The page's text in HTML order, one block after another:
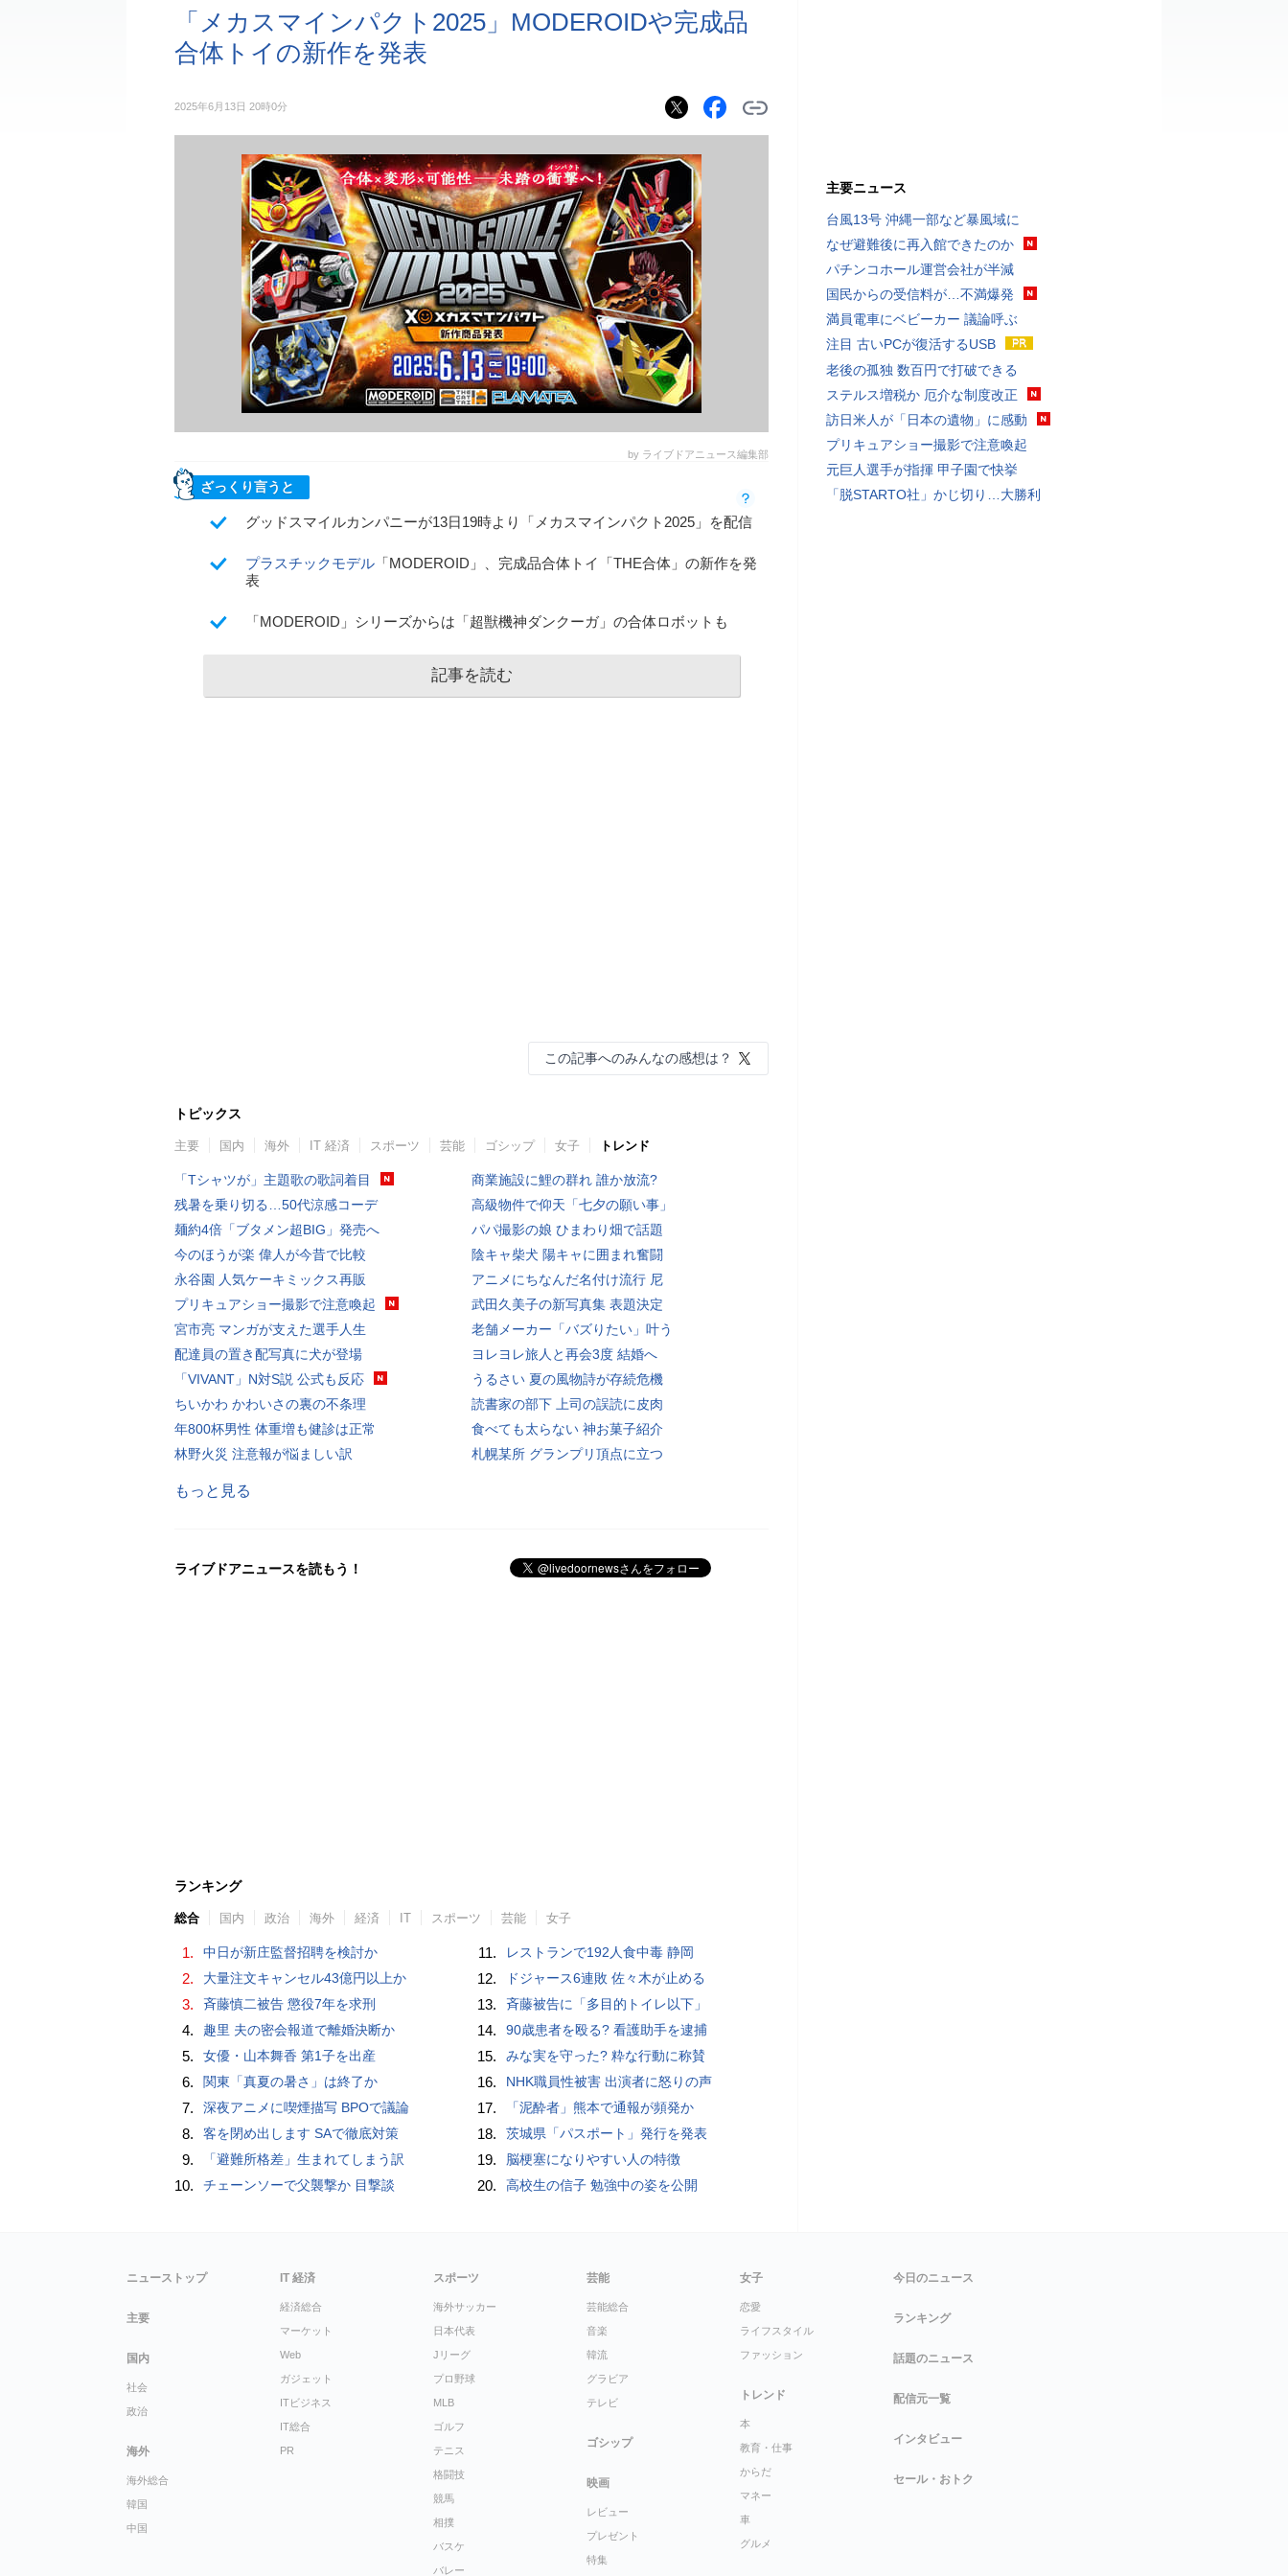
「メカスマインパクト2025」MODEROIDや完成品
合体トイの新作を発表
2025年6月13日 20時0分
by ライブドアニュース編集部
ざっくり言うと
グッドスマイルカンパニーが13日19時より「メカスマインパクト2025」を配信
プラスチックモデル 「MODEROID」、完成品合体トイ「THE合体」の新作を発
表
「MODEROID」シリーズからは「超獣機神ダンクーガ」の合体ロボットも
記事を読む
この記事へのみんなの感想は？
トピックス
主要 国内 海外 IT 経済 スポーツ 芸能 ゴシップ 女子 トレンド
「Tシャツが」主題歌の歌詞着目
残暑を乗り切る…50代涼感コーデ
麺約4倍「ブタメン超BIG」発売へ
今のほうが楽 偉人が今昔で比較
永谷園 人気ケーキミックス再販
プリキュアショー撮影で注意喚起
宮市亮 マンガが支えた選手人生
配達員の置き配写真に犬が登場
「VIVANT」N対S説 公式も反応
ちいかわ かわいさの裏の不条理
年800杯男性 体重増も健診は正常
林野火災 注意報が悩ましい訳
商業施設に鯉の群れ 誰か放流?
高級物件で仰天「七夕の願い事」
パパ撮影の娘 ひまわり畑で話題
陰キャ柴犬 陽キャに囲まれ奮闘
アニメにちなんだ名付け流行 尼
武田久美子の新写真集 表題決定
老舗メーカー「バズりたい」叶う
ヨレヨレ旅人と再会3度 結婚へ
うるさい 夏の風物詩が存続危機
読書家の部下 上司の誤読に皮肉
食べても太らない 神お菓子紹介
札幌某所 グランプリ頂点に立つ
もっと見る
ライブドアニュースを読もう！
ランキング
総合 国内 政治 海外 経済 IT スポーツ 芸能 女子
1. 中日が新庄監督招聘を検討か
2. 大量注文キャンセル43億円以上か
3. 斉藤慎二被告 懲役7年を求刑
4. 趣里 夫の密会報道で離婚決断か
5. 女優・山本舞香 第1子を出産
6. 関東「真夏の暑さ」は終了か
7. 深夜アニメに喫煙描写 BPOで議論
8. 客を閉め出します SAで徹底対策
9. 「避難所格差」生まれてしまう訳
10. チェーンソーで父襲撃か 目撃談
11. レストランで192人食中毒 静岡
12. ドジャース6連敗 佐々木が止める
13. 斉藤被告に「多目的トイレ以下」
14. 90歳患者を殴る? 看護助手を逮捕
15. みな実を守った? 粋な行動に称賛
16. NHK職員性被害 出演者に怒りの声
17. 「泥酔者」熊本で通報が頻発か
18. 茨城県「パスポート」発行を発表
19. 脳梗塞になりやすい人の特徴
20. 高校生の信子 勉強中の姿を公開
主要ニュース
台風13号 沖縄一部など暴風域に
なぜ避難後に再入館できたのか
パチンコホール運営会社が半減
国民からの受信料が…不満爆発
満員電車にベビーカー 議論呼ぶ
注目 古いPCが復活するUSB
老後の孤独 数百円で打破できる
ステルス増税か 厄介な制度改正
訪日米人が「日本の遺物」に感動
プリキュアショー撮影で注意喚起
元巨人選手が指揮 甲子園で快挙
「脱STARTO社」かじ切り…大勝利
ニューストップ
主要
国内
社会
政治
海外
海外総合
韓国
中国
IT 経済
経済総合
マーケット
Web
ガジェット
ITビジネス
IT総合
PR
スポーツ
海外サッカー
日本代表
Jリーグ
プロ野球
MLB
ゴルフ
テニス
格闘技
競馬
相撲
バスケ
バレー
芸能
芸能総合
音楽
韓流
グラビア
テレビ
ゴシップ
映画
レビュー
プレゼント
特集
女子
恋愛
ライフスタイル
ファッション
トレンド
本
教育・仕事
からだ
マネー
車
グルメ
今日のニュース
ランキング
話題のニュース
配信元一覧
インタビュー
セール・おトク